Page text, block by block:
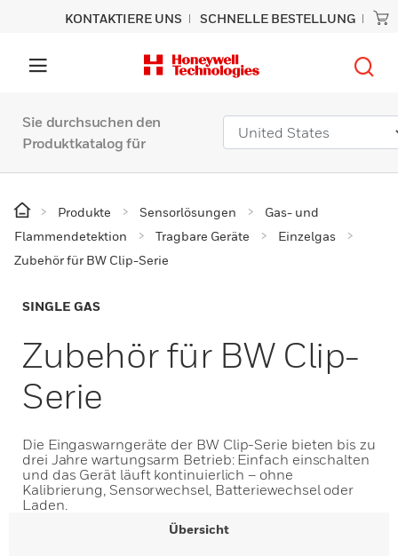
KONTAKTIERE UNS SCHNELLE BESTELLUNG
Sie durchsuchen den
Produktkatalog für
Produkte Sensorlösungen
Gas- und
Flammendetektion
Tragbare Geräte
Einzelgas
Zubehör für BW Clip-Serie
SINGLE GAS
Zubehör für BW Clip-
Serie
Die Eingaswarngeräte der BW Clip-Serie bieten bis zu
drei Jahre wartungsarm Betrieb: Einfach einschalten
und das Gerät läuft kontinuierlich – ohne
Kalibrierung, Sensorwechsel, Batteriewechsel oder
Laden.
Übersicht